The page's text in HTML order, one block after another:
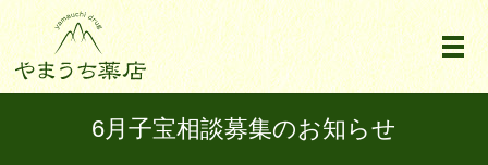
メ
6月子宝相談募集のお知らせ